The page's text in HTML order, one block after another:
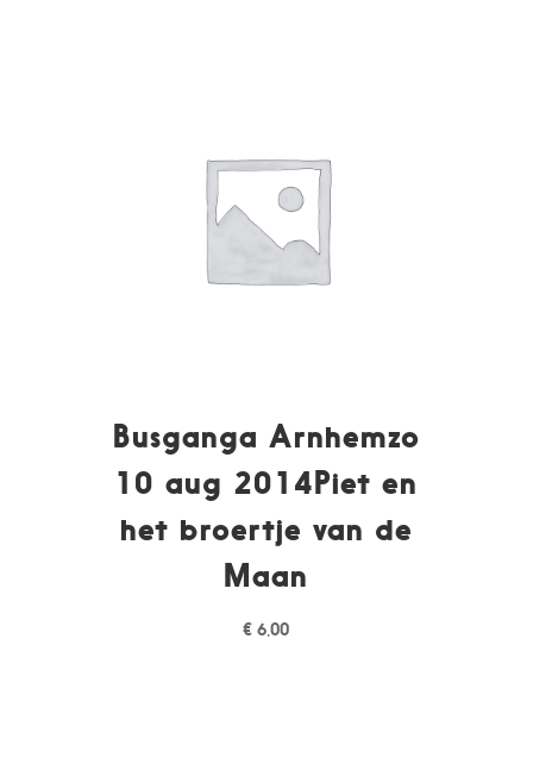
Busganga Arnhemzo
10 aug 2014Piet en
het broertje van de
Maan
€ 6,00